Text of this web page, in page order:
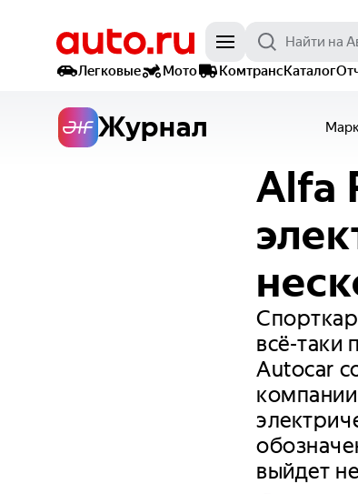
Легковые
Мото КомтрансКаталог
Журнал
Alfa
всё-таки
Autocar
выйдет